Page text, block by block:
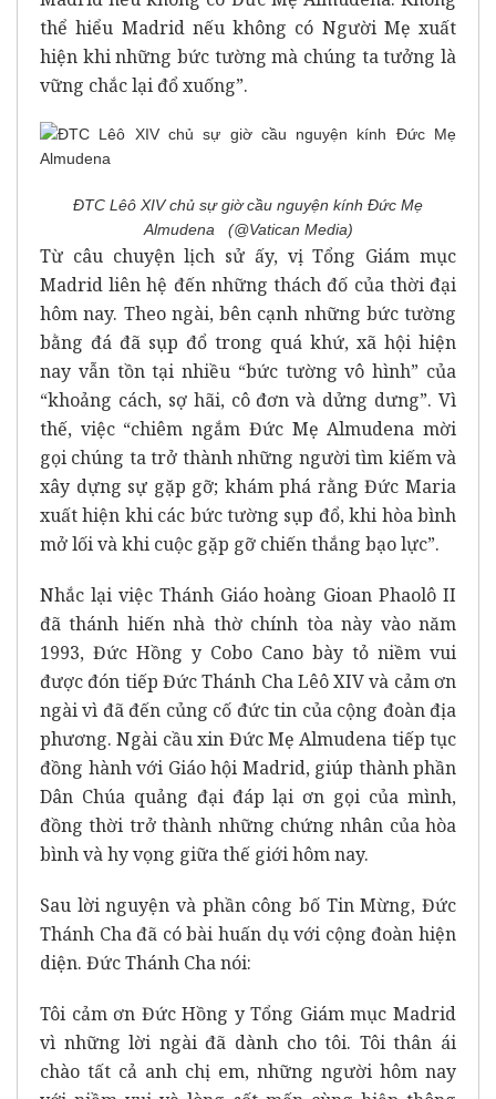
thể hiểu Madrid nếu không có Người Mẹ xuất
hiện khi những bức tường mà chúng ta tưởng là
vững chắc lại đổ xuống”.
ĐTC Lêô XIV chủ sự giờ cầu nguyện kính Đức Mẹ
Almudena (@Vatican Media)
Từ câu chuyện lịch sử ấy, vị Tổng Giám mục
Madrid liên hệ đến những thách đố của thời đại
hôm nay. Theo ngài, bên cạnh những bức tường
bằng đá đã sụp đổ trong quá khứ, xã hội hiện
nay vẫn tồn tại nhiều “bức tường vô hình” của
“khoảng cách, sợ hãi, cô đơn và dửng dưng”. Vì
thế, việc “chiêm ngắm Đức Mẹ Almudena mời
gọi chúng ta trở thành những người tìm kiếm và
xây dựng sự gặp gỡ; khám phá rằng Đức Maria
xuất hiện khi các bức tường sụp đổ, khi hòa bình
mở lối và khi cuộc gặp gỡ chiến thắng bạo lực”.
Nhắc lại việc Thánh Giáo hoàng Gioan Phaolô II
đã thánh hiến nhà thờ chính tòa này vào năm
1993, Đức Hồng y Cobo Cano bày tỏ niềm vui
được đón tiếp Đức Thánh Cha Lêô XIV và cảm ơn
ngài vì đã đến củng cố đức tin của cộng đoàn địa
phương. Ngài cầu xin Đức Mẹ Almudena tiếp tục
đồng hành với Giáo hội Madrid, giúp thành phần
Dân Chúa quảng đại đáp lại ơn gọi của mình,
đồng thời trở thành những chứng nhân của hòa
bình và hy vọng giữa thế giới hôm nay.
Sau lời nguyện và phần công bố Tin Mừng, Đức
Thánh Cha đã có bài huấn dụ với cộng đoàn hiện
diện. Đức Thánh Cha nói:
Tôi cảm ơn Đức Hồng y Tổng Giám mục Madrid
vì những lời ngài đã dành cho tôi. Tôi thân ái
chào tất cả anh chị em, những người hôm nay